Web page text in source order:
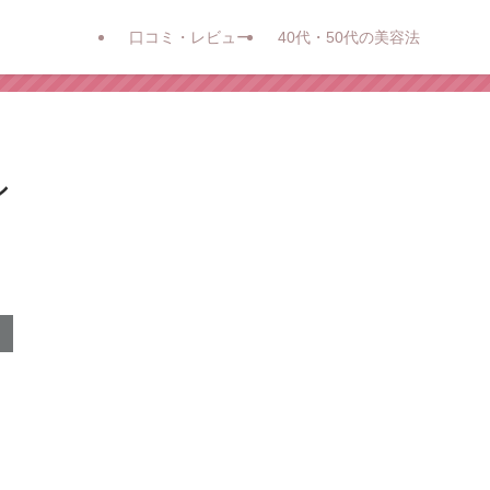
口コミ・レビュー 40代・50代の美容法